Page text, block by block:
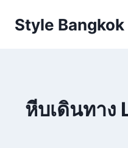
Style Bangkok
หีบเดินทาง